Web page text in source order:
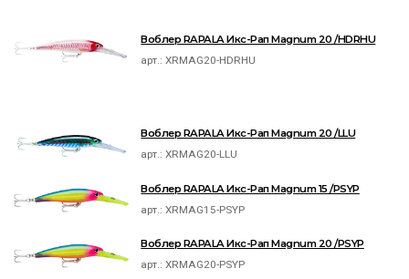
Воблер RAPALA Икс-Рап Magnum 20 /HDRHU
арт.:XRMAG20-HDRHU
Воблер RAPALA Икс-Рап Magnum 20 /LLU
арт.:XRMAG20-LLU
Воблер RAPALA Икс-Рап Magnum 15 /PSYP
арт.:XRMAG15-PSYP
Воблер RAPALA Икс-Рап Magnum 20 /PSYP
арт.:XRMAG20-PSYP